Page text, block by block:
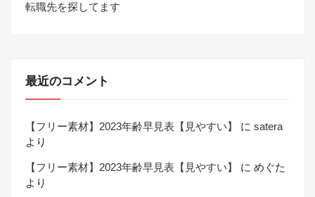
転職先を探してます
最近のコメント
【フリー素材】2023年齢早見表【見やすい】 に satera
より
【フリー素材】2023年齢早見表【見やすい】 に めぐた
より